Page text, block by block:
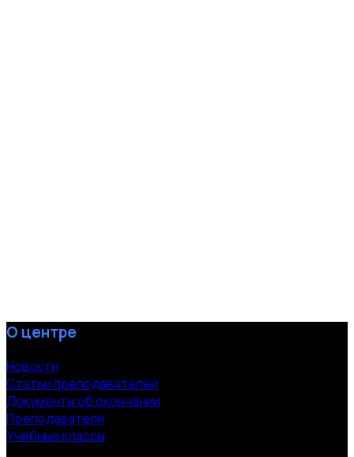
О центре
Новости
Статьи преподавателей
Документы об окончании
Преподаватели
Учебные классы